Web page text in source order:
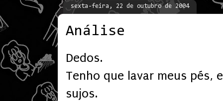
sexta-feira, 22 de outubro de 2004
Análise
Dedos.
Tenho que lavar meus pés,
sujos.